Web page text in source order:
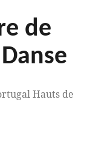
de
Hauts de